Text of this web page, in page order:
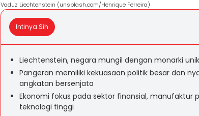
Vaduz Liechtenstein (unsplash.com/Henrique Ferreira)
Intinya Sih
Liechtenstein, negara mungil dengan monarki unik
Pangeran memiliki kekuasaan politik besar dan
angkatan bersenjata
Ekonomi fokus pada sektor finansial, manufaktur
teknologi tinggi